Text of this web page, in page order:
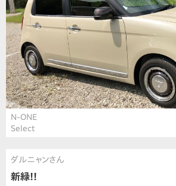
N-ONE
Select
ダルニャンさん
新緑!!